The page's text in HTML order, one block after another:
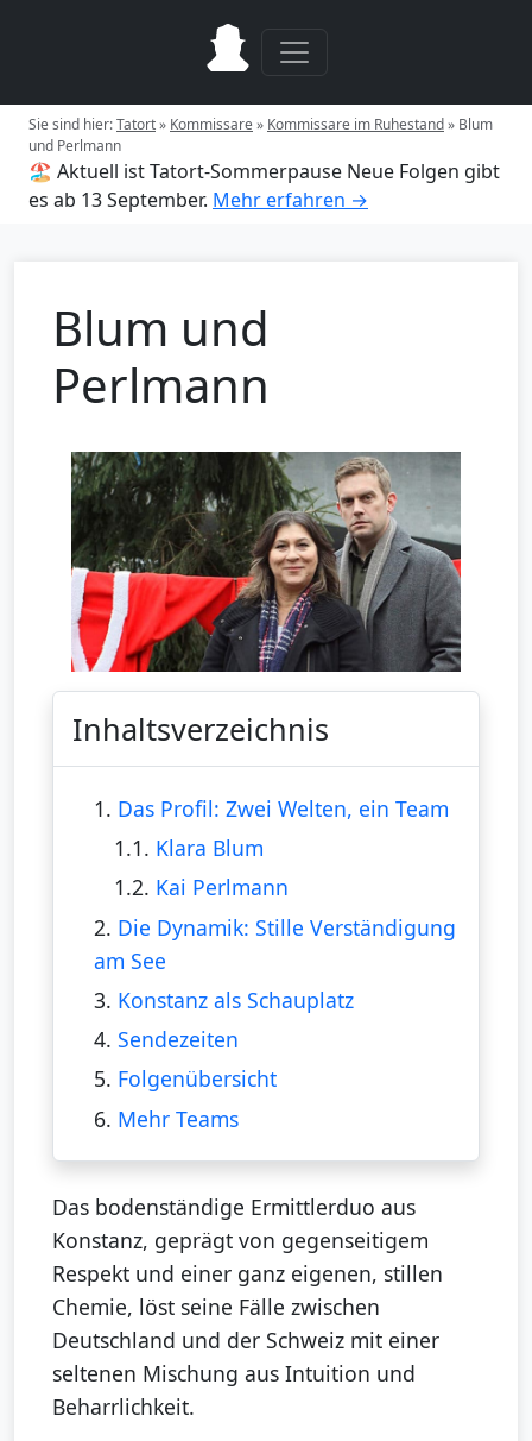
Sie sind hier:Tatort» Kommissare» Kommissare im Ruhestand» Blum
und Perlmann
🏖️ Aktuell ist Tatort-Sommerpause Neue Folgen gibt
es ab 13 September. Mehr erfahren →
Blum und
Perlmann
Inhaltsverzeichnis
1. Das Profil: Zwei Welten, ein Team
1.1. Klara Blum
1.2. Kai Perlmann
2. Die Dynamik: Stille Verständigung
am See
3. Konstanz als Schauplatz
4. Sendezeiten
5. Folgenübersicht
6. Mehr Teams
Das bodenständige Ermittlerduo aus
Konstanz, geprägt von gegenseitigem
Respekt und einer ganz eigenen, stillen
Chemie, löst seine Fälle zwischen
Deutschland und der Schweiz mit einer
seltenen Mischung aus Intuition und
Beharrlichkeit.